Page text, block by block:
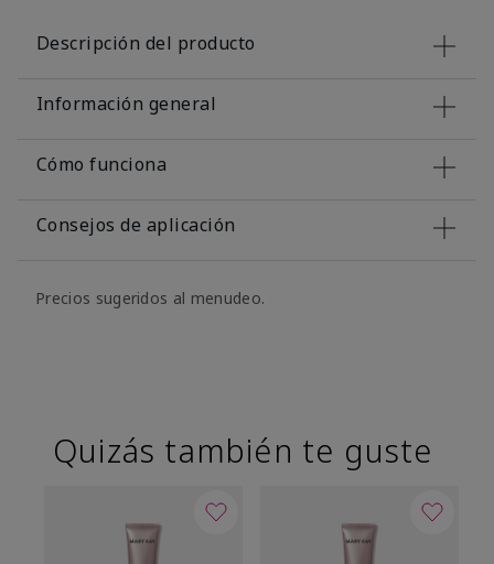
Descripción del producto
Información general
Cómo funciona
Consejos de aplicación
Precios sugeridos al menudeo.
Quizás también te guste